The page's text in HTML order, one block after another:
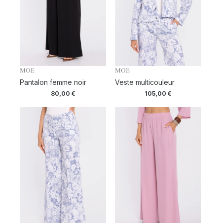
MOE
Pantalon femme noir
80,00 €
MOE
Veste multicouleur
105,00 €